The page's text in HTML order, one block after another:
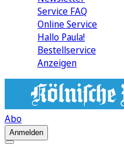
Service FAQ
Online Service
Hallo Paula!
Bestellservice
Anzeigen
Abo
Anmelden